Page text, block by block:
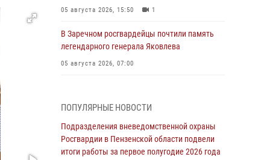
05 августа 2026, 15:50 1
В Заречном росгвардейцы почтили память
легендарного генерала Яковлева
05 августа 2026, 07:00
с вооружением и техникой Росгвардии
05 августа 2026, 06:15 6
В Пензе сотрудники Росгвардии оказали
ПОПУЛЯРНЫЕ НОВОСТИ
Подразделения вневедомственной охраны
Росгвардии в Пензенской области подвели
итоги работы за первое полугодие 2026 года